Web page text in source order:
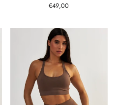
€49,00